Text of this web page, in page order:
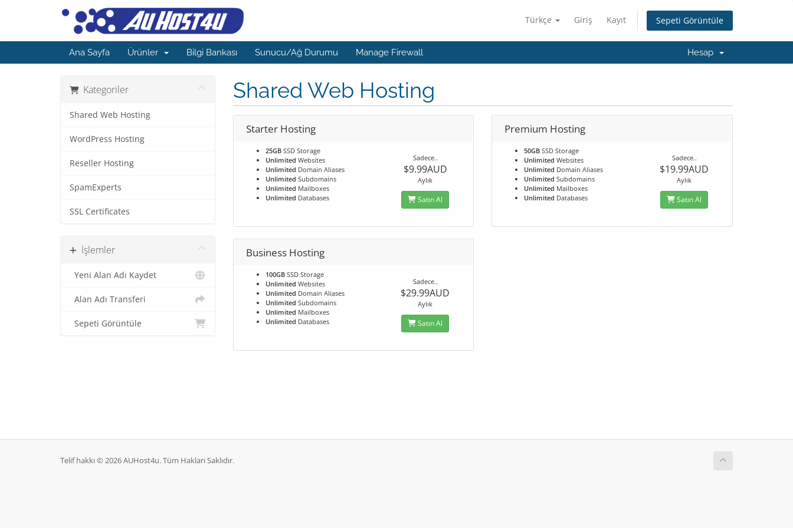
Türkçe Giriş Kayıt Sepeti Görüntüle
Ana Sayfa Ürünler Bilgi Bankası Sunucu/Ağ Durumu Manage Firewall Hesap
Kategoriler
Shared Web Hosting
WordPress Hosting
Reseller Hosting
SpamExperts
SSL Certificates
İşlemler
Yeni Alan Adı Kaydet
Alan Adı Transferi
Sepeti Görüntüle
Shared Web Hosting
Starter Hosting
25GBSSD Storage
Unlimited Websites
Unlimited Domain Aliases
Unlimited Subdomains
Unlimited Mailboxes
Unlimited Databases
Sadece..
$9.99AUD
Aylık
Satın Al
Premium Hosting
50GB SSD Storage
Unlimited Websites
Unlimited Domain Aliases
Unlimited Subdomains
Unlimited Mailboxes
Unlimited Databases
Sadece..
$19.99AUD
Aylık
Satın Al
Business Hosting
100GBSSD Storage
Unlimited Websites
Unlimited Domain Aliases
Unlimited Subdomains
Unlimited Mailboxes
Unlimited Databases
Sadece..
$29.99AUD
Aylık
Satın Al
Telif hakkı © 2026 AUHost4u. Tüm Hakları Saklıdır.